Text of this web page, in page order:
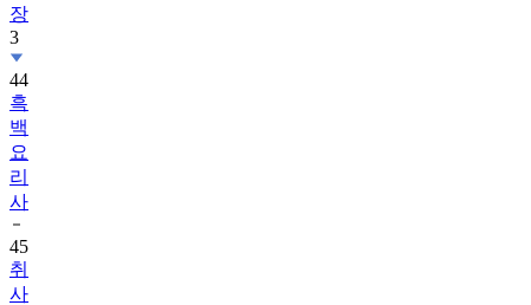
장
3
44
흑
백
요
리
사
45
취
사